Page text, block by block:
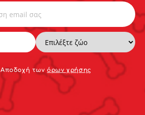
Αποδoχή τωνόρων χρήσης